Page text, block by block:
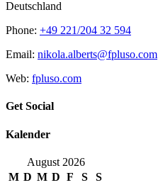
Deutschland
Phone: +49 221/204 32 594
Email: nikola.alberts@fpluso.com
Web: fpluso.com
Get Social
Kalender
August 2026
M D M D F S
S